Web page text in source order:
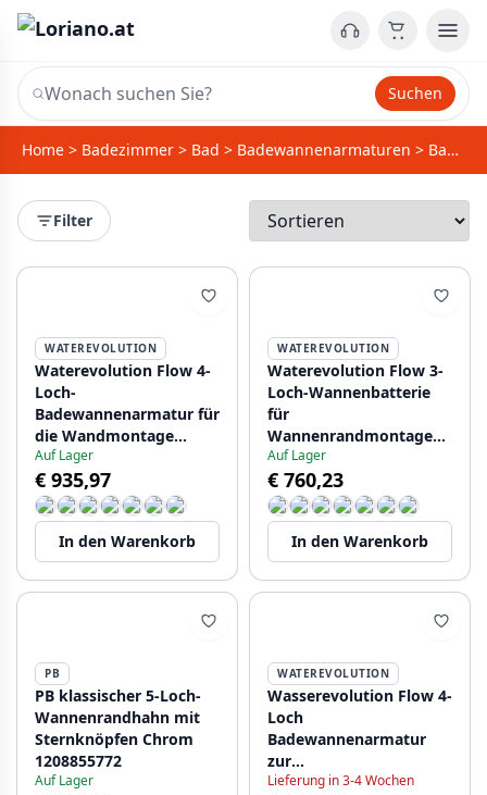
Suchen
Home > Badezimmer > Bad > Badewannenarmaturen > Badrandarmaturen
Filter
WATEREVOLUTION
Waterevolution Flow 4-
Loch-
Badewannenarmatur für
die Wandmontage
Schwarz T138PR
Auf Lager
€ 935,97
In den Warenkorb
WATEREVOLUTION
Waterevolution Flow 3-
Loch-Wannenbatterie
für
Wannenrandmontage
Mattschwarz T138SBPR
Auf Lager
€ 760,23
In den Warenkorb
PB
PB klassischer 5-Loch-
Wannenrandhahn mit
Sternknöpfen Chrom
1208855772
Auf Lager
WATEREVOLUTION
Wasserevolution Flow 4-
Loch
Badewannenarmatur
zur
Wannenrandmontage
Lieferung in 3-4 Wochen